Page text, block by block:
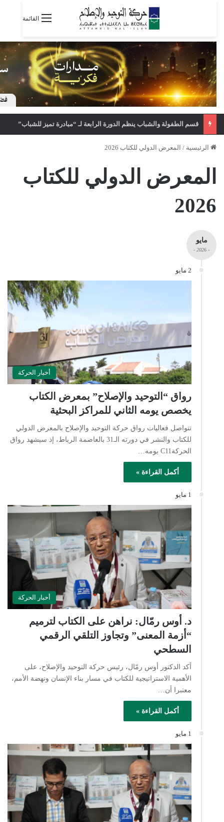
القائمة
قسم الطفولة والشباب ينظم الدورة الرابعة لـ “مبادرة تميز للشباب”
الرئيسية / المعرض الدولي للكتاب 2026
المعرض الدولي للكتاب
2026
مايو
- 2026 -
2 مايو
أخبار الحركة
رواق “التوحيد والإصلاح” بمعرض الكتاب
يخصص يومه الثاني للمراكز البحثية
تتواصل فعاليات رواق حركة التوحيد والإصلاح بالمعرض الدولي
للكتاب والنشر في دورته الـ31 بالعاصمة الرباط، إذ سيشهد رواق
الحركةC11 يومه…
أكمل القراءة »
1 مايو
أخبار الحركة
د. أوس رمّال: نراهن على الكتاب لترميم
“أزمة المعنى” وتجاوز التلقي الرقمي
السطحي
أكد الدكتور أوس رمّال، رئيس حركة التوحيد والإصلاح، على
الأهمية الاستراتيجية للكتاب في مسار بناء الإنسان ونهضة الأمم،
معتبرا أن…
أكمل القراءة »
1 مايو